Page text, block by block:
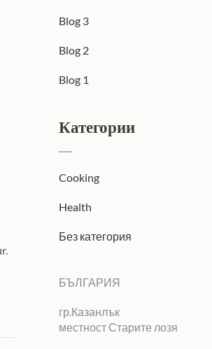
Blog 3
Blog 2
Blog 1
Категории
Cooking
Health
Без категория
БЪЛГАРИЯ
гр.Казанлък
местност Старите лозя